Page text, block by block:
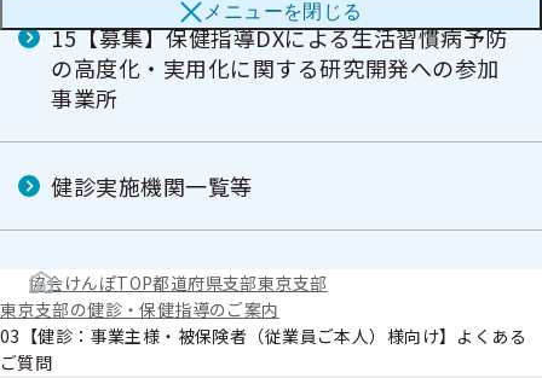
メニューを閉じる
15【募集】保健指導DXによる生活習慣病予防
の高度化・実用化に関する研究開発への参加
事業所
健診実施機関一覧等
協会けんぽTOP都道府県支部東京支部
東京支部の健診・保健指導のご案内
03【健診：事業主様・被保険者（従業員ご本人）様向け】よくある
ご質問